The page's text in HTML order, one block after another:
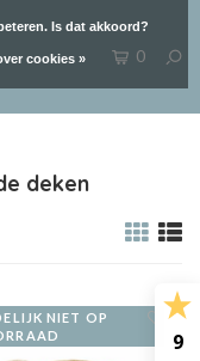
9
0
deken
NIET OP
Is dat akkoord?
cookies »